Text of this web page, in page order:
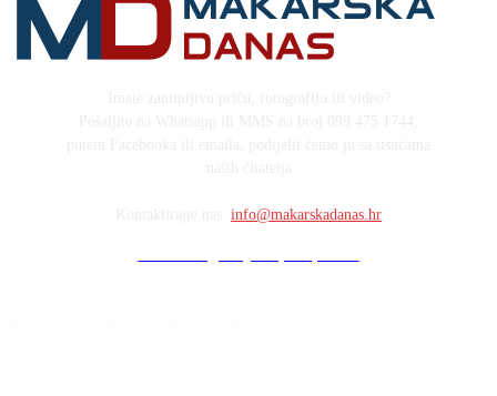
info@makarskadanas.hr